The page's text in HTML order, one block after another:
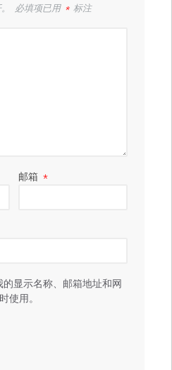
必填项已用 *标注
邮箱*
显示名称、邮箱地址和网
使用。